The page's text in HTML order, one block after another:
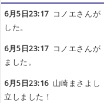
6月5日23:17コノエさんが
した。
6月5日23:17コノエさんが
ました。
6月5日23:16山崎まさよし
立しました！